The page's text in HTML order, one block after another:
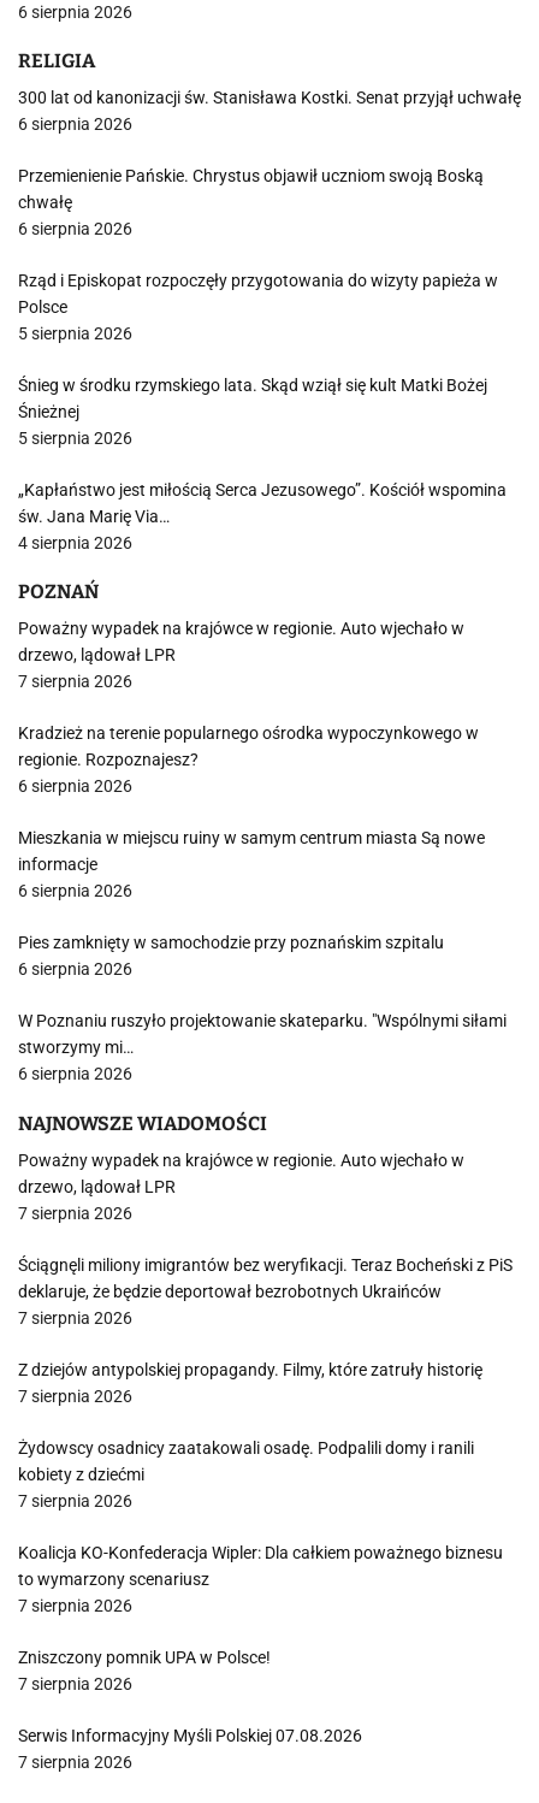
6 sierpnia 2026
RELIGIA
300 lat od kanonizacji św. Stanisława Kostki. Senat przyjął uchwałę
6 sierpnia 2026
Przemienienie Pańskie. Chrystus objawił uczniom swoją Boską
chwałę
6 sierpnia 2026
Rząd i Episkopat rozpoczęły przygotowania do wizyty papieża w
Polsce
5 sierpnia 2026
Śnieg w środku rzymskiego lata. Skąd wziął się kult Matki Bożej
Śnieżnej
5 sierpnia 2026
„Kapłaństwo jest miłością Serca Jezusowego”. Kościół wspomina
św. Jana Marię Via…
4 sierpnia 2026
POZNAŃ
Poważny wypadek na krajówce w regionie. Auto wjechało w
drzewo, lądował LPR
7 sierpnia 2026
Kradzież na terenie popularnego ośrodka wypoczynkowego w
regionie. Rozpoznajesz?
6 sierpnia 2026
Mieszkania w miejscu ruiny w samym centrum miasta Są nowe
informacje
6 sierpnia 2026
Pies zamknięty w samochodzie przy poznańskim szpitalu
6 sierpnia 2026
W Poznaniu ruszyło projektowanie skateparku. "Wspólnymi siłami
stworzymy mi…
6 sierpnia 2026
NAJNOWSZE WIADOMOŚCI
Poważny wypadek na krajówce w regionie. Auto wjechało w
drzewo, lądował LPR
7 sierpnia 2026
Ściągnęli miliony imigrantów bez weryfikacji. Teraz Bocheński z PiS
deklaruje, że będzie deportował bezrobotnych Ukraińców
7 sierpnia 2026
Z dziejów antypolskiej propagandy. Filmy, które zatruły historię
7 sierpnia 2026
Żydowscy osadnicy zaatakowali osadę. Podpalili domy i ranili
kobiety z dziećmi
7 sierpnia 2026
Koalicja KO-Konfederacja Wipler: Dla całkiem poważnego biznesu
to wymarzony scenariusz
7 sierpnia 2026
Zniszczony pomnik UPA w Polsce!
7 sierpnia 2026
Serwis Informacyjny Myśli Polskiej 07.08.2026
7 sierpnia 2026